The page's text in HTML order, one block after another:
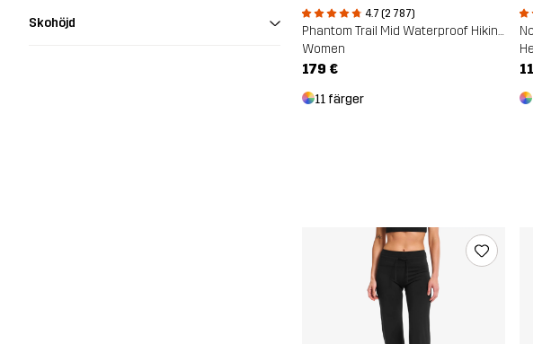
Skohöjd
4.7 (2 787)
Phantom Trail Mid Waterproof Hiking Boots
Women
179 €
11 färger